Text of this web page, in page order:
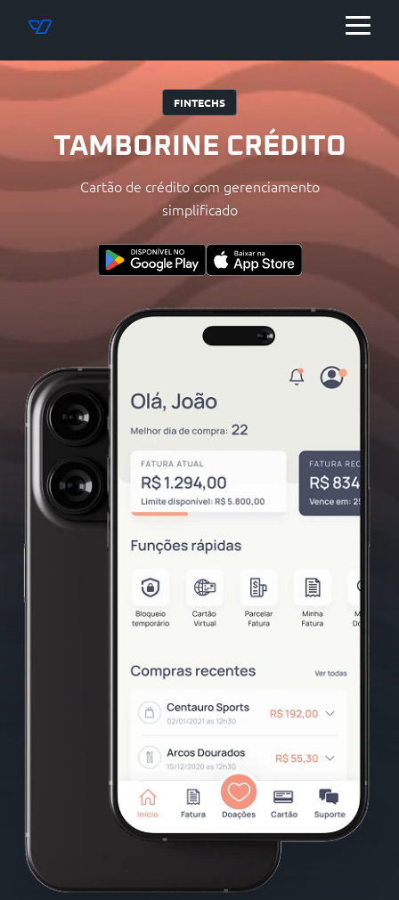
FINTECHS
TAMBORINE CRÉDITO
Cartão de crédito com gerenciamento
simplificado